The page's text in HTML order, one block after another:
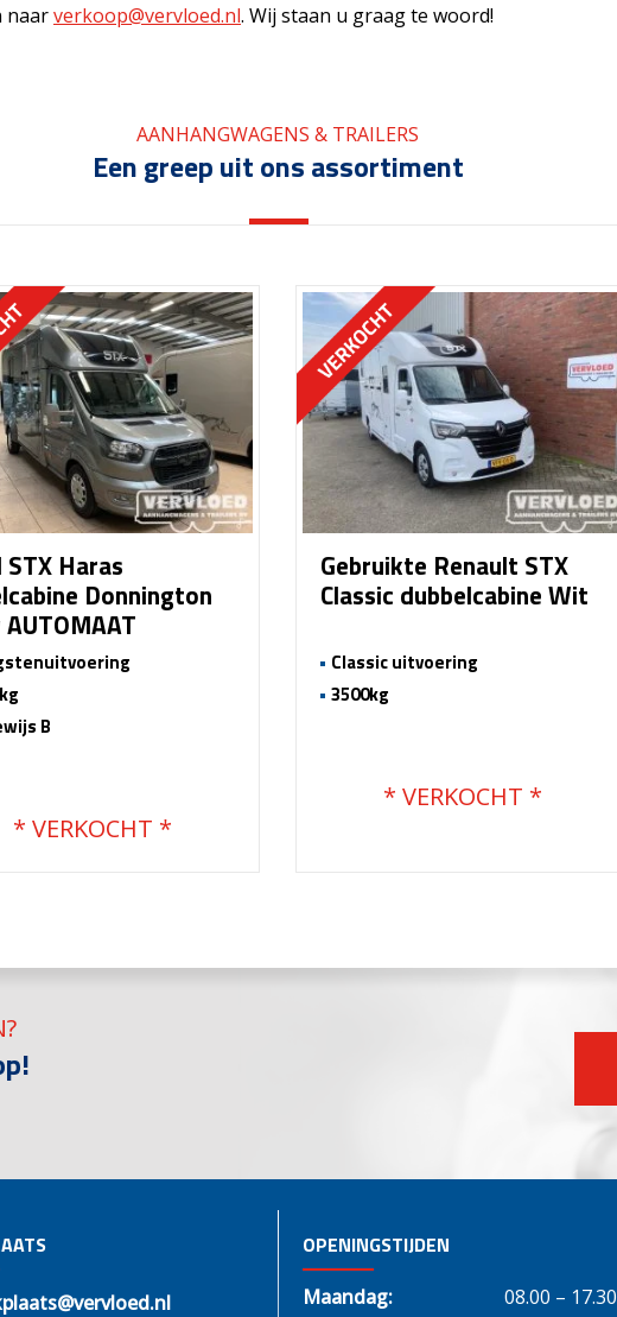
naarverkoop@vervloed.nl. Wij staan u graag te woord!
AANHANGWAGENS & TRAILERS
Een greep uit ons assortiment
Haras
Donnington
B
Gebruikte Renault STX
Classic dubbelcabine Wit
Classic uitvoering
3500kg
OPENINGSTIJDEN
Maandag:
08.00 – 17.30